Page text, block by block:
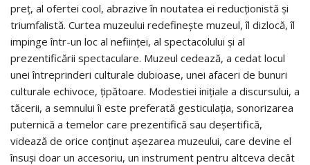
preţ, al ofertei cool, abrazive în noutatea ei reducţionistă şi
triumfalistă. Curtea muzeului redefineşte muzeul, îl dizlocă, îl
impinge într-un loc al nefiinţei, al spectacolului şi al
prezentificării spectaculare. Muzeul cedează, a cedat locul
unei întreprinderi culturale dubioase, unei afaceri de bunuri
culturale echivoce, ţipătoare. Modestiei iniţiale a discursului, a
tăcerii, a semnului îi este preferată gesticulaţia, sonorizarea
puternică a temelor care prezentifică sau deşertifică,
videază de orice conţinut aşezarea muzeului, care devine el
însuşi doar un accesoriu, un instrument pentru altceva decât